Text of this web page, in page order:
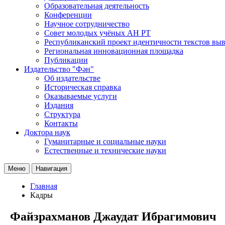
Образовательная деятельность
Конференции
Научное сотрудничество
Совет молодых учёных АН РТ
Республиканский проект идентичности текстов
Региональная инновационная площадка
Публикации
Издательство "Фән"
Об издательстве
Историческая справка
Оказываемые услуги
Издания
Структура
Контакты
Доктора наук
Гуманитарные и социальные науки
Естественные и технические науки
Меню Навигация
Главная
Кадры
Файзрахманов Джаудат Ибрагимович